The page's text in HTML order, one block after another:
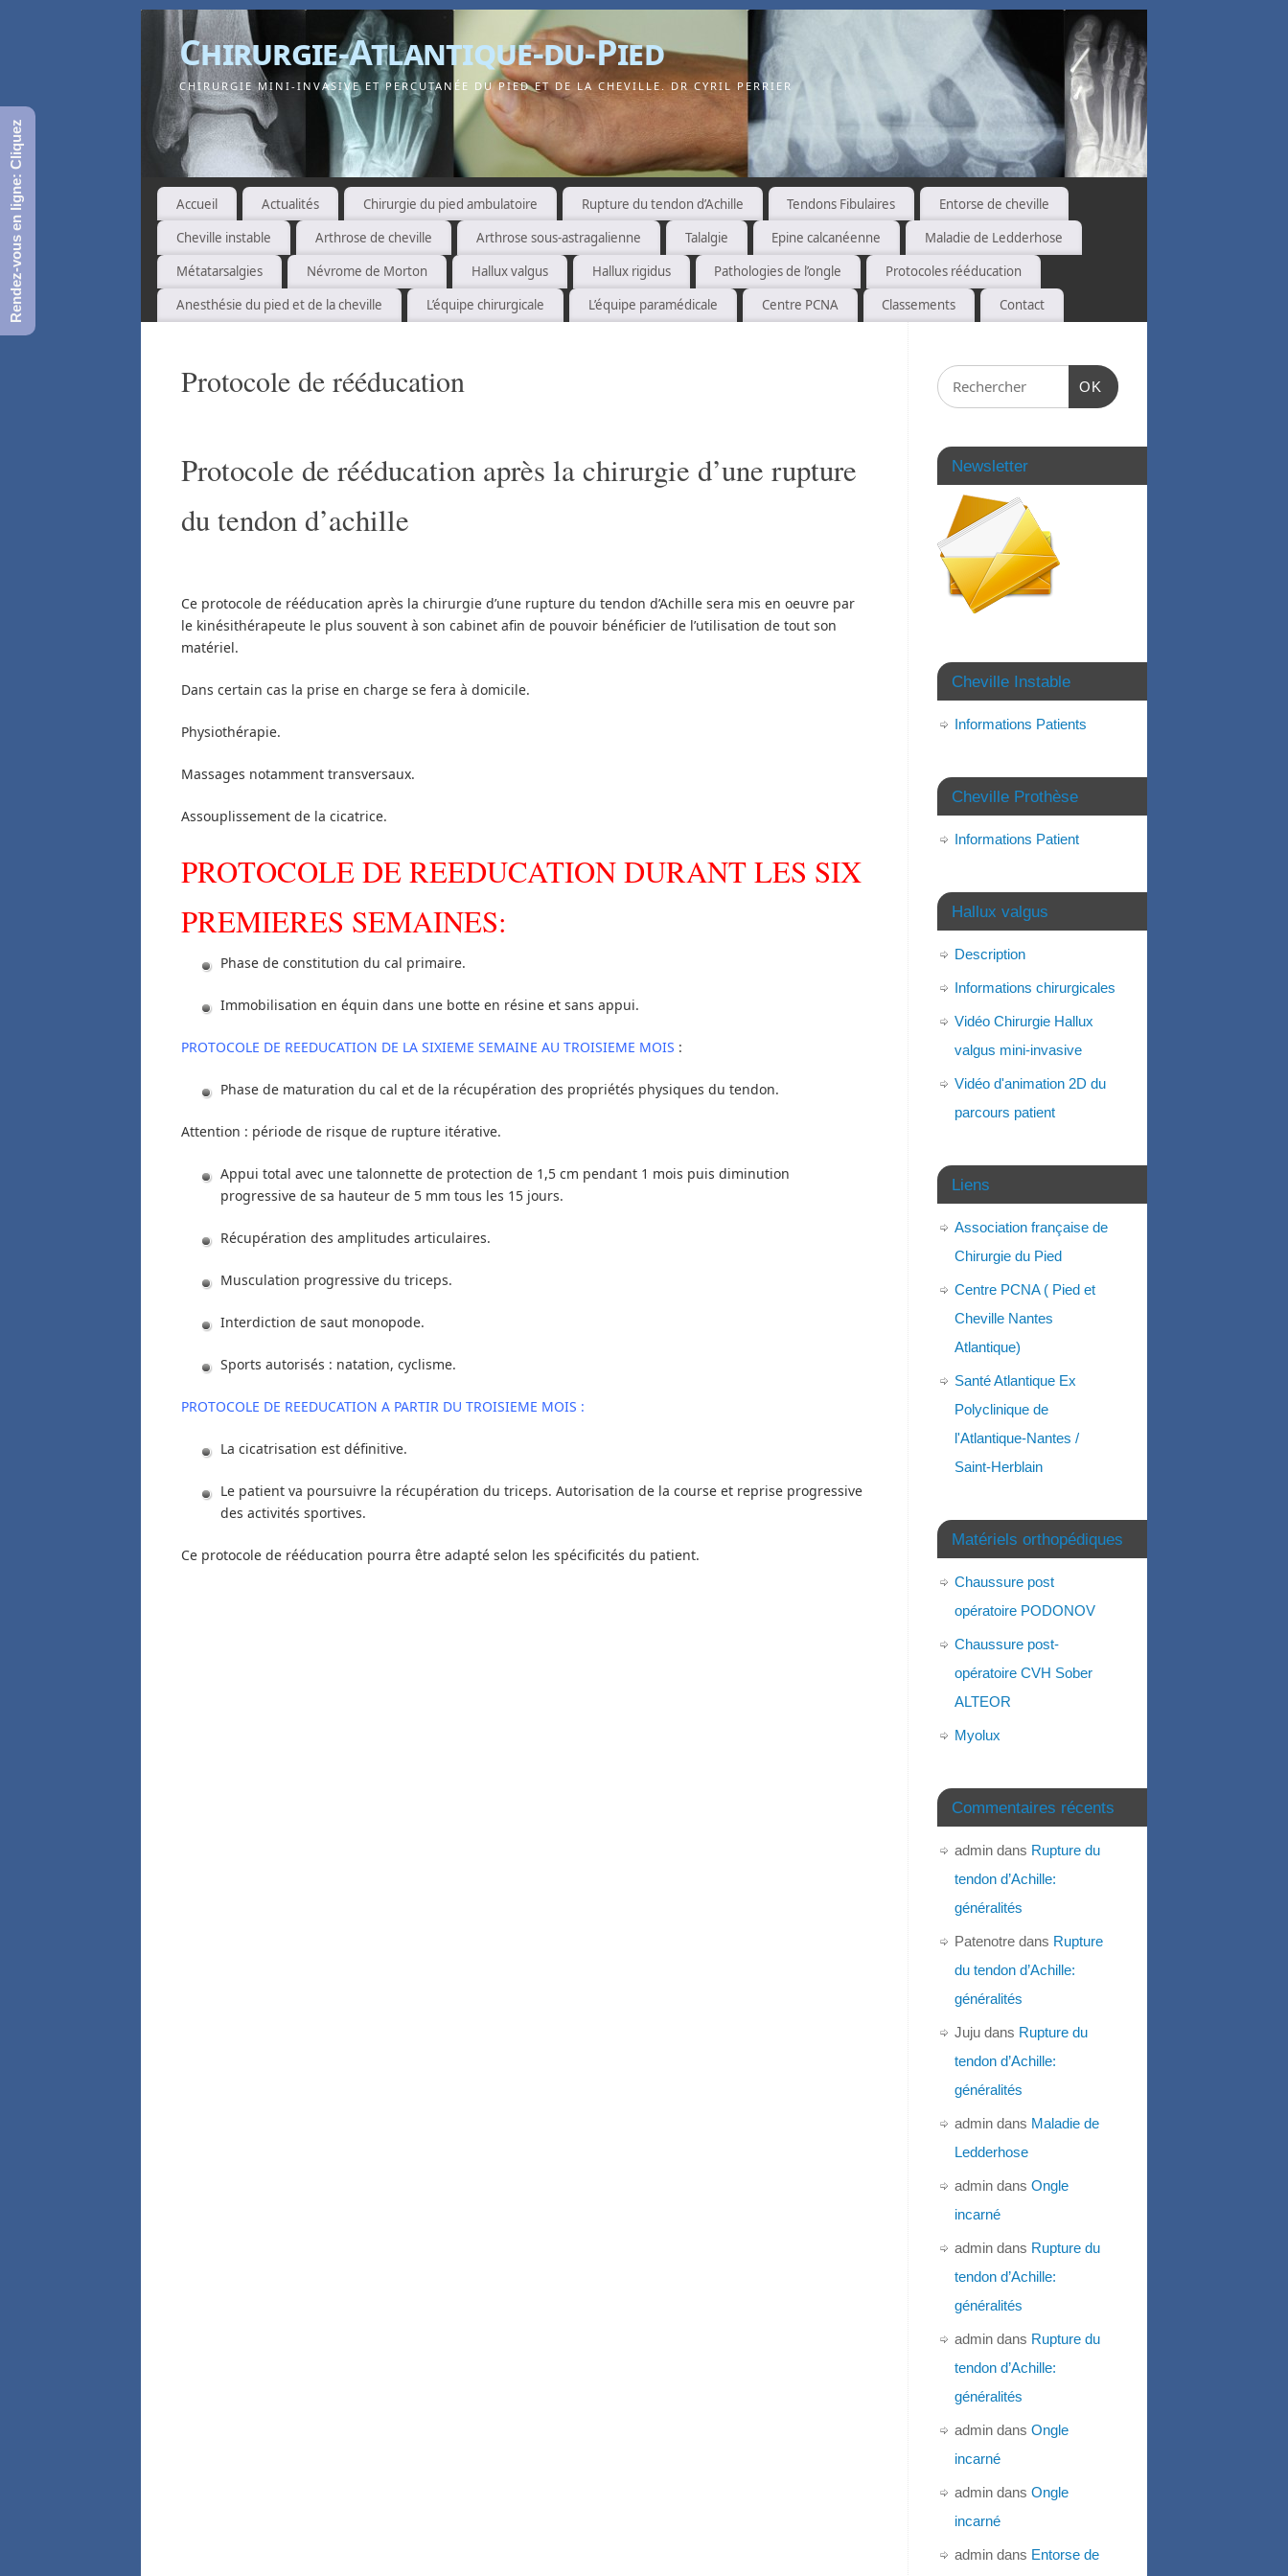
Chirurgie-Atlantique-du-Pied
CHIRURGIE MINI-INVASIVE ET PERCUTANÉE DU PIED ET DE LA CHEVILLE. DR CYRIL PERRIER
Accueil Actualités Chirurgie du pied ambulatoire Rupture du tendon d’Achille Tendons Fibulaires
Entorse de cheville
Cheville instable
Arthrose de cheville Arthrose sous-astragalienne Talalgie Epine calcanéenne
Maladie de Ledderhose
Métatarsalgies
Névrome de Morton Hallux valgus Hallux rigidus Pathologies de l’ongle
Protocoles rééducation
Anesthésie du pied et de la cheville
L’équipe chirurgicale L’équipe paramédicale Centre PCNA Classements Contact
Protocole de rééducation
Protocole de rééducation après la chirurgie d’une rupture
du tendon d’achille
Ce protocole de rééducation après la chirurgie d’une rupture du tendon d’Achille sera mis en oeuvre par
le kinésithérapeute le plus souvent à son cabinet afin de pouvoir bénéficier de l’utilisation de tout son
matériel.
Dans certain cas la prise en charge se fera à domicile.
Physiothérapie.
Massages notamment transversaux.
Assouplissement de la cicatrice.
PROTOCOLE DE REEDUCATION DURANT LES SIX
PREMIERES SEMAINES:
Phase de constitution du cal primaire.
Immobilisation en équin dans une botte en résine et sans appui.
PROTOCOLE DE REEDUCATION DE LA SIXIEME SEMAINE AU TROISIEME MOIS :
Phase de maturation du cal et de la récupération des propriétés physiques du tendon.
Attention : période de risque de rupture itérative.
Appui total avec une talonnette de protection de 1,5 cm pendant 1 mois puis diminution
progressive de sa hauteur de 5 mm tous les 15 jours.
Récupération des amplitudes articulaires.
Musculation progressive du triceps.
Interdiction de saut monopode.
Sports autorisés : natation, cyclisme.
PROTOCOLE DE REEDUCATION A PARTIR DU TROISIEME MOIS :
La cicatrisation est définitive.
Le patient va poursuivre la récupération du triceps. Autorisation de la course et reprise progressive
des activités sportives.
Ce protocole de rééducation pourra être adapté selon les spécificités du patient.
OK
Newsletter
Cheville Instable
Informations Patients
Cheville Prothèse
Informations Patient
Hallux valgus
Description
Informations chirurgicales
Vidéo Chirurgie Hallux
valgus mini-invasive
Vidéo d'animation 2D du
parcours patient
Liens
Association française de
Chirurgie du Pied
Centre PCNA ( Pied et
Cheville Nantes
Atlantique)
Santé Atlantique Ex
Polyclinique de
l'Atlantique-Nantes /
Saint-Herblain
Matériels orthopédiques
Chaussure post
opératoire PODONOV
Chaussure post-
opératoire CVH Sober
ALTEOR
Myolux
Commentaires récents
admin dans Rupture du
tendon d’Achille:
généralités
Patenotre dans Rupture
du tendon d’Achille:
généralités
Juju dans Rupture du
tendon d’Achille:
généralités
admin dans Maladie de
Ledderhose
admin dans Ongle
incarné
admin dans Rupture du
tendon d’Achille:
généralités
admin dans Rupture du
tendon d’Achille:
généralités
admin dans Ongle
incarné
admin dans Ongle
incarné
admin dans Entorse de
Rendez-vous en ligne: Cliquez